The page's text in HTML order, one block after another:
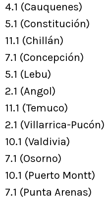
4.1 (Cauquenes)
5.1 (Constitución)
11.1 (Chillán)
7.1 (Concepción)
5.1 (Lebu)
2.1 (Angol)
11.1 (Temuco)
2.1 (Villarrica-Pucón)
10.1 (Valdivia)
7.1 (Osorno)
10.1 (Puerto Montt)
7.1 (Punta Arenas)